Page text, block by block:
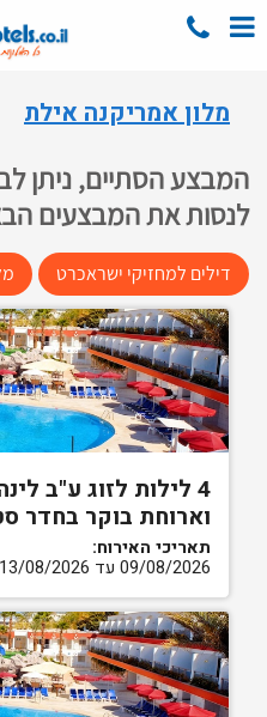
מלון אמריקנה אילת
המבצע הסתיים, ניתן
לנסות את המבצעים
דילים למחזיקי ישראכרט
4 לילות לזוג ע"ב
וארוחת בוקר בחדר
תאריכי האירוח:
09/08/2026 עד 13/08/2026